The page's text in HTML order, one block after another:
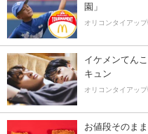
園」
オリコンタイアッ
イケメンてん
キュン
オリコンタイアッ
お値段そのま